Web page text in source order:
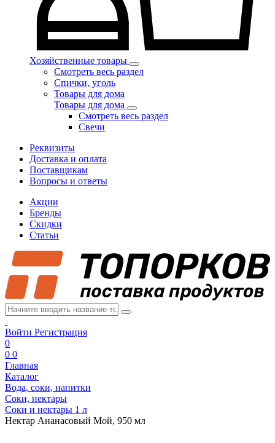
Хозяйственные товары
Смотреть весь раздел
Спички, уголь
Товары для дома
Товары для дома
Смотреть весь раздел
Свечи
Реквизиты
Доставка и оплата
Поставщикам
Вопросы и ответы
Акции
Бренды
Скидки
Статьи
Войти Регистрация
0
0 0
Главная
Каталог
Вода, соки, напитки
Соки, нектары
Соки и нектары 1 л
Нектар Ананасовый Мой, 950 мл